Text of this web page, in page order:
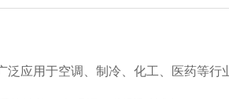
泛应用于空调、制冷、化工、医药等行